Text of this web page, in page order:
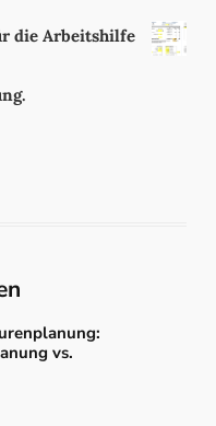
die Arbeitshilfe
vs.